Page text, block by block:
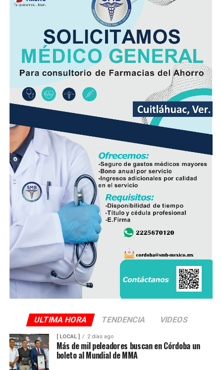
ULTIMA HORA TENDENCIA VIDEOS
[ LOCAL ] 2 días ago
Más de mil peleadores buscan en Córdoba un
boleto al Mundial de MMA